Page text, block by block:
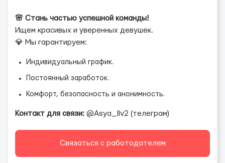
🌸 Стань частью успешной команды!
Ищем красивых и уверенных девушек.
💎 Мы гарантируем:
Индивидуальный график.
Постоянный заработок.
Комфорт, безопасность и анонимность.
Контакт для связи: @Asya_llv2 (телеграм)
Связаться с работодателем